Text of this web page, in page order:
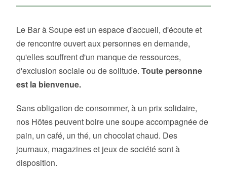
Le Bar à Soupe est un espace d'accueil, d'écoute et
de rencontre ouvert aux personnes en demande,
qu'elles souffrent d'un manque de ressources,
d'exclusion sociale ou de solitude. Toute personne
est la bienvenue.
Sans obligation de consommer, à un prix solidaire,
nos Hôtes peuvent boire une soupe accompagnée de
pain, un café, un thé, un chocolat chaud. Des
journaux, magazines et jeux de société sont à
disposition.